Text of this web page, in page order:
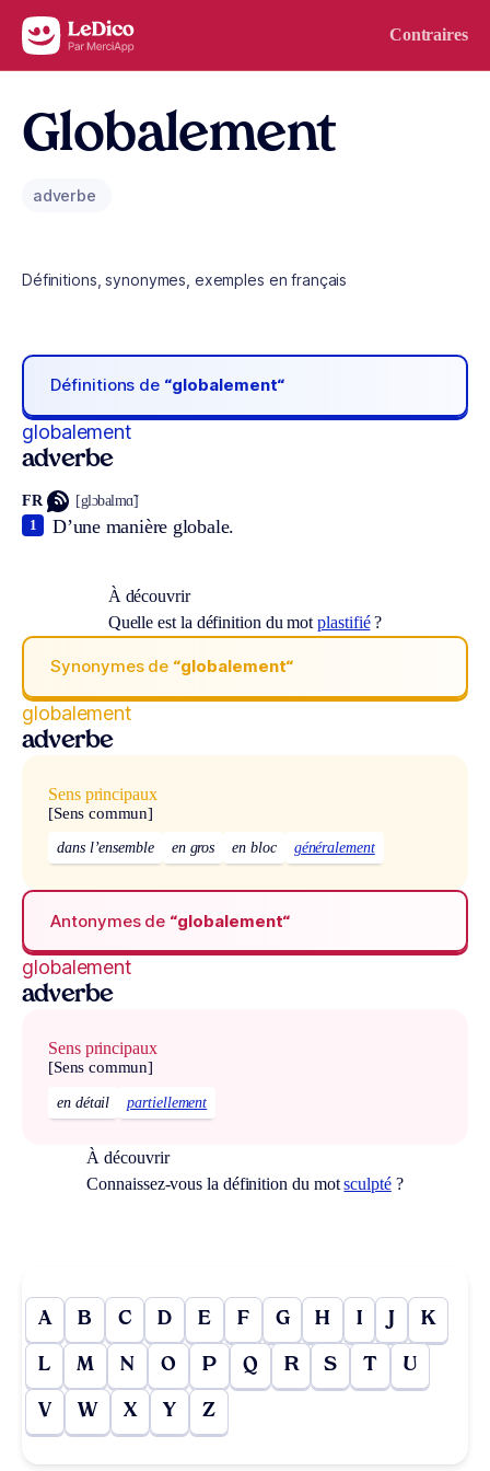
Aller au contenu Contraires
Globalement
adverbe
Définitions, synonymes, exemples en français
Définitions de “globalement“
globalement
adverbe
FR [glɔbalmɑ̃]
D’une manière globale.
1
À découvrir
Quelle est la définition du motplastifié?
Synonymes de “globalement“
globalement
adverbe
Sens principaux
[Sens commun]
dans l’ensemble en gros en bloc généralement
Antonymes de “globalement“
globalement
adverbe
Sens principaux
[Sens commun]
en détail partiellement
À découvrir
Connaissez-vous la définition du motsculpté?
A B C D E F G H I J K
L M N O P Q R S T U
V W X Y Z